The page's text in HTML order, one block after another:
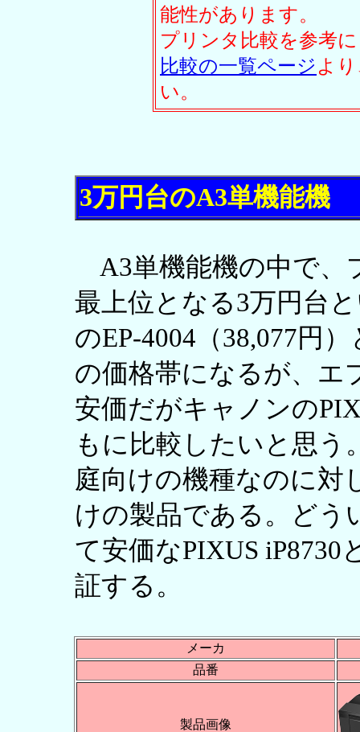
能性があります。
プリンタ比較を参考
比較の一覧ページ よ
い。
3万円台のA3単機能機
A3単機能機の中で、
最上位となる3万円台
のEP-4004（38,077円
の価格帯になるが、エ
安価だがキャノンの
もに比較したいと思う
庭向けの機種なのに対
けの製品である。どう
て安価なPIXUS
証する。
メーカ
品番
製品画像